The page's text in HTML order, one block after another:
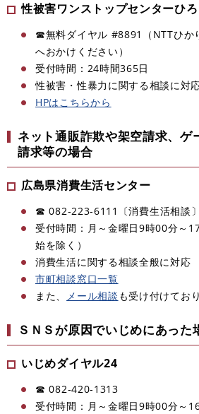
性被害ワンストップセンターひ
☎無料ダイヤル #8891（NTTひか
へおかけください）
受付時間：24時間365日
性被害・性暴力に関する相談に対
HPはこちらから
ネット通販詐欺や架空請求、ゲ
請求等の場合
広島県消費生活センター
☎ 082‐223‐6111〔消費生活相談〕
受付時間：月～金曜日9時00分～
始を除く）
消費生活に関する相談全般に対応
市町相談窓口一覧
また、 メール相談 も受け付けてお
ＳＮＳが原因でいじめにあった
いじめダイヤル24
☎ 082‐420‐1313
受付時間：月～金曜日9時00分～